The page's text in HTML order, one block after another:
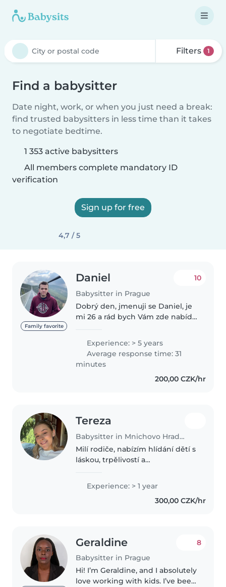
Filters 1
Find a babysitter
Date night, work, or when you just need a break:
find trusted babysitters in less time than it takes
to negotiate bedtime.
1 353 active babysitters
All members complete mandatory ID
verification
Sign up for free
4,7 / 5
Family favorite
Daniel
Babysitter in Prague
10
Dobrý den, jmenuji se Daniel, je
mi 26 a rád bych Vám zde nabídl
dětí. Zkušenosti mám jak s
nejmenšími dětmi, tak i se
staršími. Hlídám už přes 5 let..
Experience: > 5 years
Average response time: 31
minutes
200,00 CZK/hr
Tereza
Babysitter in Mnichovo Hradiště
Milí rodiče, nabízím hlídání dětí s
láskou, trpělivostí a
dětmi jsem pracovala přes rok na
pozici asistentky pedagoga..
Experience: > 1 year
300,00 CZK/hr
Geraldine
Babysitter in Prague
8
Hi! I’m Geraldine, and I absolutely
love working with kids. I’ve been